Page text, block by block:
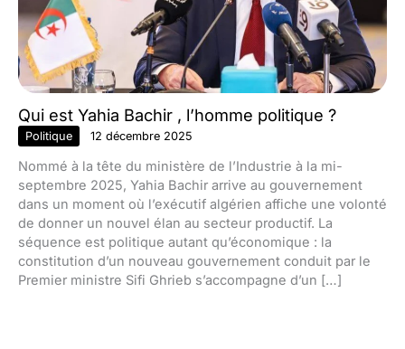
Qui est Yahia Bachir , l’homme politique ?
Politique 12 décembre 2025
Nommé à la tête du ministère de l’Industrie à la mi-
septembre 2025, Yahia Bachir arrive au gouvernement
dans un moment où l’exécutif algérien affiche une volonté
de donner un nouvel élan au secteur productif. La
séquence est politique autant qu’économique : la
constitution d’un nouveau gouvernement conduit par le
Premier ministre Sifi Ghrieb s’accompagne d’un […]